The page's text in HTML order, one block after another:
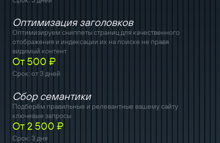
Оптимизация заголовков
Оптимизируем сниппеты страниц для качественного
отображения и индексации их на поиске не правя
видимый контент
От 500 ₽
Срок: от 3 дней
Сбор семантики
Подберём правильные и релевантные вашему сайту
ключевые запросы
От 2 500 ₽
Срок: 3 дня